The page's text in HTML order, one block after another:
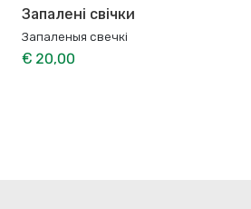
Запалені свічки
Запаленыя свечкі
€ 20,00